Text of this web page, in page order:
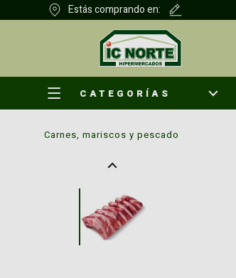
Estás comprando en:
CATEGORÍAS
carnes, mariscos y pescado